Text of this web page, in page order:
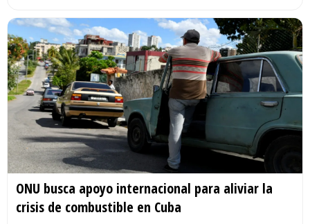
ONU busca apoyo internacional para aliviar la
crisis de combustible en Cuba